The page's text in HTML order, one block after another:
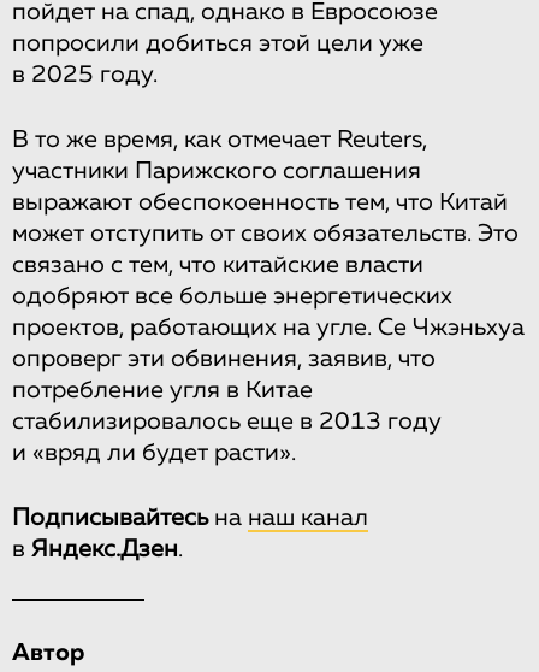
пойдет на спад, однако в Евросоюзе
попросили добиться этой цели уже
в 2025 году.
В то же время, как отмечает Reuters,
участники Парижского соглашения
выражают обеспокоенность тем, что Китай
может отступить от своих обязательств. Это
связано с тем, что китайские власти
одобряют все больше энергетических
проектов, работающих на угле. Се Чжэньхуа
опроверг эти обвинения, заявив, что
потребление угля в Китае
стабилизировалось еще в 2013 году
и «вряд ли будет расти».
Подписывайтесьна наш канал
в Яндекс.Дзен.
Автор